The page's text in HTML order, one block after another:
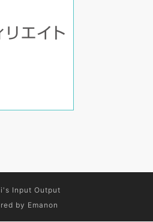
Input Output
by Emanon